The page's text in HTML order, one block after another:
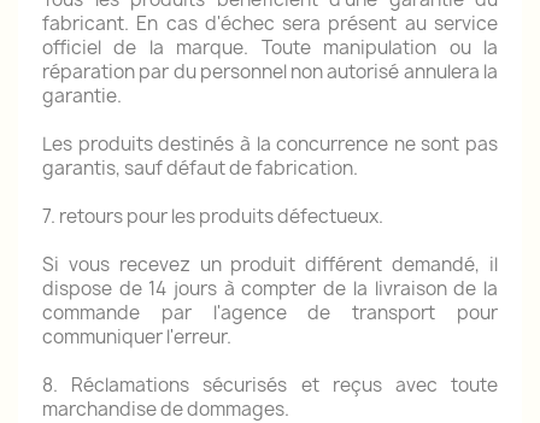
fabricant. En cas d'échec sera présent au service
officiel de la marque. Toute manipulation ou la
réparation par du personnel non autorisé annulera la
garantie.
Les produits destinés à la concurrence ne sont pas
garantis, sauf défaut de fabrication.
7. retours pour les produits défectueux.
Si vous recevez un produit différent demandé, il
dispose de 14 jours à compter de la livraison de la
commande par l'agence de transport pour
communiquer l'erreur.
8. Réclamations sécurisés et reçus avec toute
marchandise de dommages.